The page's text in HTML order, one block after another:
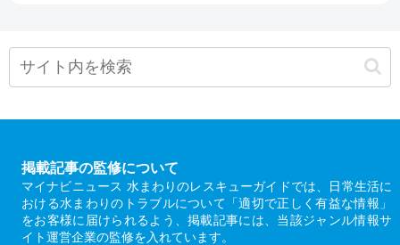
掲載記事の監修について
マイナビニュース 水まわりのレスキューガイドでは、日常生活に
おける水まわりのトラブルについて「適切で正しく有益な情報」
をお客様に届けられるよう、掲載記事には、当該ジャンル情報サ
イト運営企業の監修を入れています。